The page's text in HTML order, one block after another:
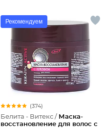
Рекомендуем
(374)
Белита - Витекс / Маска-
восстановление для волос с